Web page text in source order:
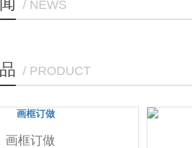
/ NEWS
/ PRODUCT
画框订做